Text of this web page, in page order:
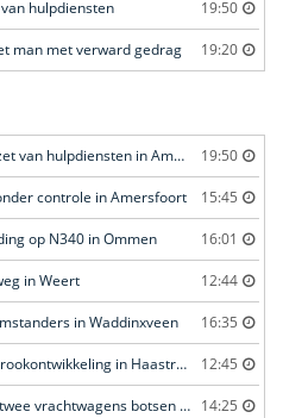
hulpdiensten 19:50
man met verward gedrag 19:20
Brand in trein leidt tot grote inzet van hulpdiensten in Amersfoort 19:50
controle in Amersfoort 15:45
op N340 in Ommen 16:01
in Weert 12:44
in Waddinxveen 16:35
Flinke bermbrand veroorzaakt rookontwikkeling in Haastrecht 12:45
Grote verkeershinder doordat twee vrachtwagens botsen tunnel in Zwijndrecht 14:25